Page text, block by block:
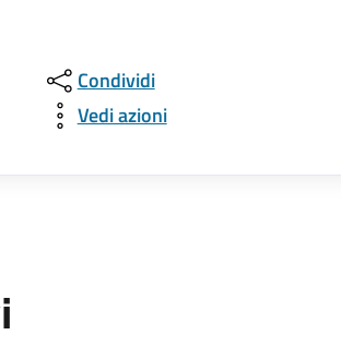
Condividi
Vedi azioni